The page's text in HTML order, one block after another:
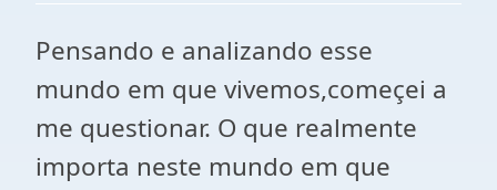
Pensando e analizando esse
mundo em que vivemos,começei a
me questionar. O que realmente
importa neste mundo em que